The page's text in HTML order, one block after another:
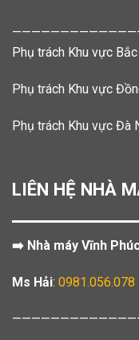
Phụ trách Khu vực Bắc
Phụ trách Khu vực
Phụ trách Khu vực Đà
LIÊN HỆ NHÀ
➡️ Nhà máy Vĩnh
Ms Hải: 0981.056.078